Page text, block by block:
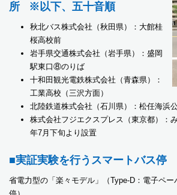
所 ※以下、五十音順
秋北バス株式会社（秋田県）：大館桂
桜高校前
岩手県交通株式会社（岩手県）：盛岡
駅東口⑧のりば
十和田観光電鉄株式会社（青森県）：
工業高校（三沢方面）
北陸鉄道株式会社（石川県）：松任海浜
株式会社フジエクスプレス（東京都）：
年7月下旬より設置
■実証実験を行うスマートバス停
省電力型の「楽々モデル」（Type-D：電子ペ